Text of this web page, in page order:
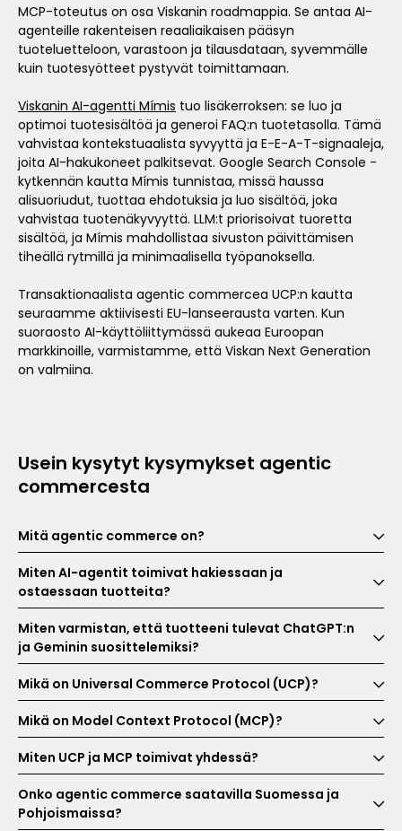
MCP-toteutus on osa Viskanin roadmappia. Se antaa AI-
agenteille rakenteisen reaaliaikaisen pääsyn
tuoteluetteloon, varastoon ja tilausdataan, syvemmälle
kuin tuotesyötteet pystyvät toimittamaan.
Viskanin AI-agentti Mímis tuo lisäkerroksen: se luo ja
optimoi tuotesisältöä ja generoi FAQ:n tuotetasolla. Tämä
vahvistaa kontekstuaalista syvyyttä ja E-E-A-T-signaaleja,
joita AI-hakukoneet palkitsevat. Google Search Console -
kytkennän kautta Mímis tunnistaa, missä haussa
alisuoriudut, tuottaa ehdotuksia ja luo sisältöä, joka
vahvistaa tuotenäkyvyyttä. LLM:t priorisoivat tuoretta
sisältöä, ja Mímis mahdollistaa sivuston päivittämisen
tiheällä rytmillä ja minimaalisella työpanoksella.
Transaktionaalista agentic commercea UCP:n kautta
seuraamme aktiivisesti EU-lanseerausta varten. Kun
suoraosto AI-käyttöliittymässä aukeaa Euroopan
markkinoille, varmistamme, että Viskan Next Generation
on valmiina.
Usein kysytyt kysymykset agentic
commercesta
Mitä agentic commerce on?
Miten AI-agentit toimivat hakiessaan ja
ostaessaan tuotteita?
Miten varmistan, että tuotteeni tulevat ChatGPT:n
ja Geminin suosittelemiksi?
Mikä on Universal Commerce Protocol (UCP)?
Mikä on Model Context Protocol (MCP)?
Miten UCP ja MCP toimivat yhdessä?
Onko agentic commerce saatavilla Suomessa ja
Pohjoismaissa?